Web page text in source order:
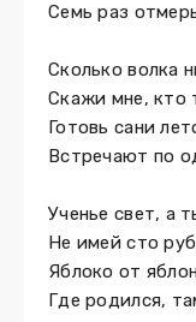
Семь раз
Сколько волка
Скажи мне, кто
Готовь сани
Встречают по
Ученье свет, а
Не имей сто
Яблоко от
Где родился,